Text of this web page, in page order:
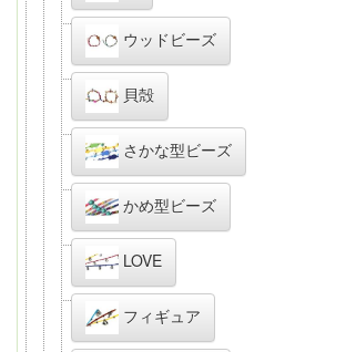
ウッドビーズ
貝殻
さかな型ビーズ
かめ型ビーズ
LOVE
フィギュア